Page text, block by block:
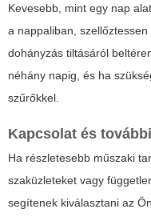
Kevesebb, mint egy nap
a nappaliban,
dohányzás tiltásáról
néhány napig, és ha
szűrőkkel.
Kapcsolat és
Ha részletesebb műszaki
szaküzleteket vagy
segítenek kiválasztani az